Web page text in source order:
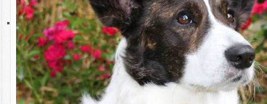
Qualzuchten bei Hunden
Aktuell wird in Deutschland das Thema Qualzucht bei Hunden
intensiv diskutiert. Der Hintergrund dieser Diskussion ist ernst:
Tatsächlich wurden und werden Hunde gezüchtet, die aufgrund von
Erbkrankheiten und falscher Zuchtauswahlkriterien krank sind und
leiden müssen. Diese stammen mit überwältigenden Mehrheit nicht
aus der kontrollierten Rassehundezucht, sondern von
„Vermehrerstationen“ aus dem In- und Ausland.